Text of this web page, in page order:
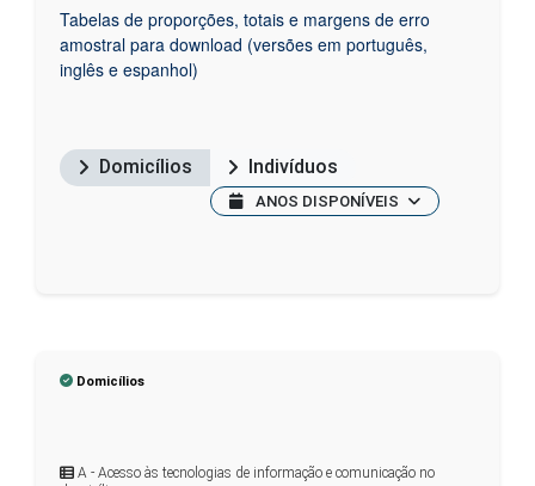
Tabelas de proporções, totais e margens de erro
amostral para download (versões em português,
inglês e espanhol)
Domicílios Indivíduos
ANOS DISPONÍVEIS
Domicílios
A - Acesso às tecnologias de informação e comunicação no